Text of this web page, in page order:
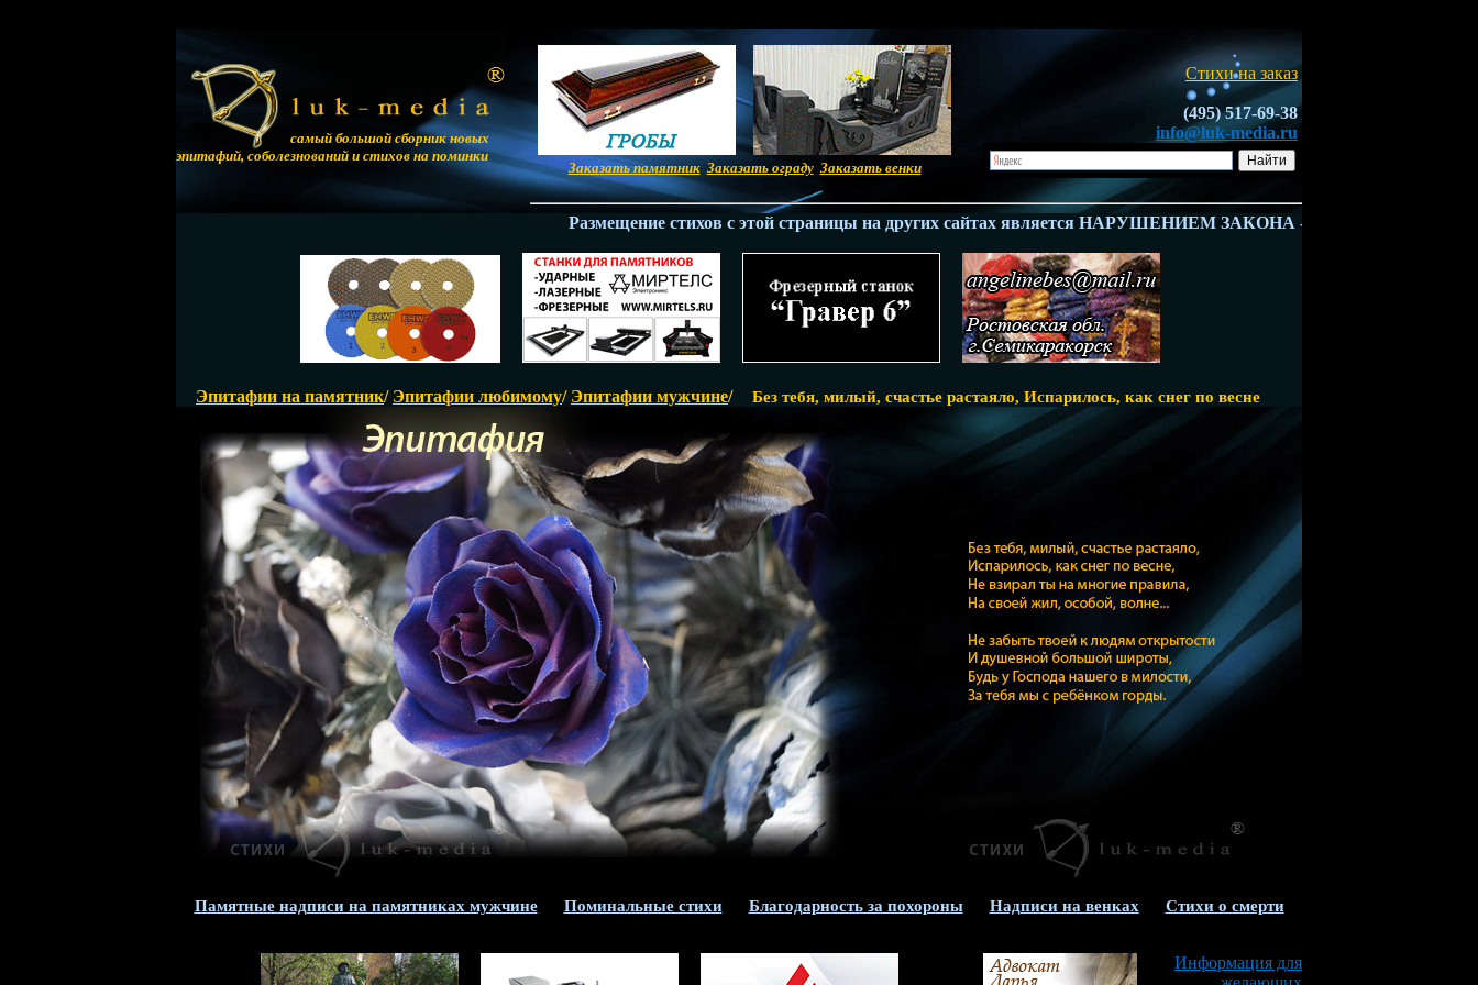
самый большой сборник новых
эпитафий, соболезнований и стихов на поминки
Заказать памятник Заказать ограду Заказать венки
Стихи на заказ
(495) 517-69-38
info@luk-media.ru
Размещение стихов с этой страницы на других сайтах является НАРУШЕНИЕМ ЗАКОНА - Ч.4 ГК РФ. Владелец
Эпитафии на памятник/ Эпитафии любимому/ Эпитафии мужчине/ Без тебя, милый, счастье растаяло, Испарилось, как снег по весне
Памятные надписи на памятниках мужчине Поминальные стихи Благодарность за похороны Надписи на венках Стихи о смерти
Информация для